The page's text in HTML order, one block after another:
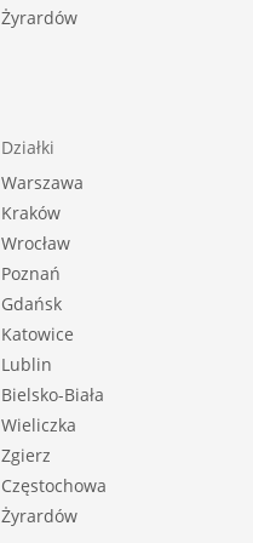
Żyrardów
Działki
Warszawa
Kraków
Wrocław
Poznań
Gdańsk
Katowice
Lublin
Bielsko-Biała
Wieliczka
Zgierz
Częstochowa
Żyrardów